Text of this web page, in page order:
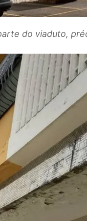
do viaduto,